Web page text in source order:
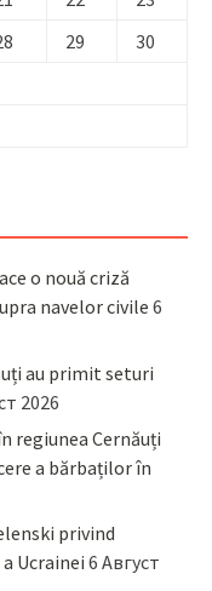
29
30
o nouă criză
navelor civile 6
au primit seturi
2026
regiunea Cernăuți
a bărbaților în
privind
Ucrainei 6 Август